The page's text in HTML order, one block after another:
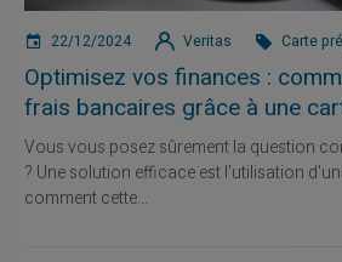
22/12/2024 Veritas Carte
Optimisez vos finances :
frais bancaires grâce à une
Vous vous posez sûrement la question
? Une solution efficace est l'utilisation
comment cette...